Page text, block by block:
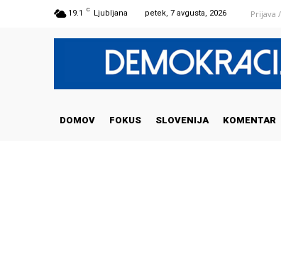
19.1 C Ljubljana petek, 7 avgusta, 2026 Prijava
DOMOV FOKUS SLOVENIJA KOMENTAR